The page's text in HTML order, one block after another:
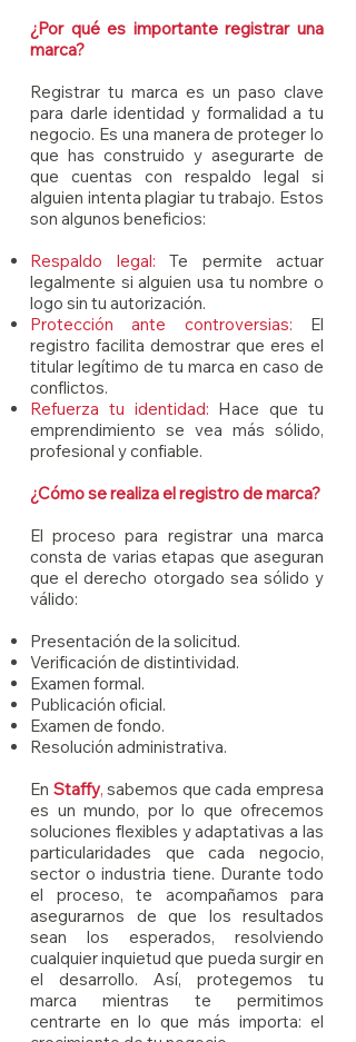
¿Por qué es importante registrar una
marca?
Registrar tu marca es un paso clave
para darle identidad y formalidad a tu
negocio. Es una manera de proteger lo
que has construido y asegurarte de
que cuentas con respaldo legal si
alguien intenta plagiar tu trabajo. Estos
son algunos beneficios:
Respaldo legal: Te permite actuar
legalmente si alguien usa tu nombre o
logo sin tu autorización.
Protección ante controversias: El
registro facilita demostrar que eres el
titular legítimo de tu marca en caso de
conflictos.
Refuerza tu identidad: Hace que tu
emprendimiento se vea más sólido,
profesional y confiable.
¿Cómo se realiza el registro de marca?
El proceso para registrar una marca
consta de varias etapas que aseguran
que el derecho otorgado sea sólido y
válido:
Presentación de la solicitud.
Verificación de distintividad.
Examen formal.
Publicación oficial.
Examen de fondo.
Resolución administrativa.
En Staffy, sabemos que cada empresa
es un mundo, por lo que ofrecemos
soluciones flexibles y adaptativas a las
particularidades que cada negocio,
sector o industria tiene. Durante todo
el proceso, te acompañamos para
asegurarnos de que los resultados
sean los esperados, resolviendo
cualquier inquietud que pueda surgir en
el desarrollo. Así, protegemos tu
marca mientras te permitimos
centrarte en lo que más importa: el